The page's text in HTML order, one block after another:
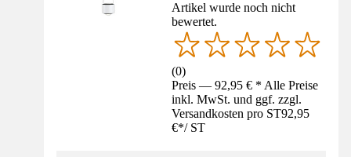
Artikel wurde noch nicht
bewertet.
(0)
Preis — 92,95 € * Alle Preise
inkl. MwSt. und ggf. zzgl.
Versandkosten pro ST92,95
€*/ ST